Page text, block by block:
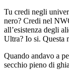
Tu credi negli
nero? Credi nel
all’esistenza degli
Ultra? Io si. Questa
Quando andavo a
secchio pieno di